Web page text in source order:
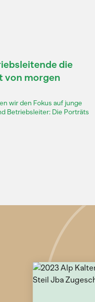
die
von morgen
wir den Fokus auf junge
Betriebsleiter: Die Porträts